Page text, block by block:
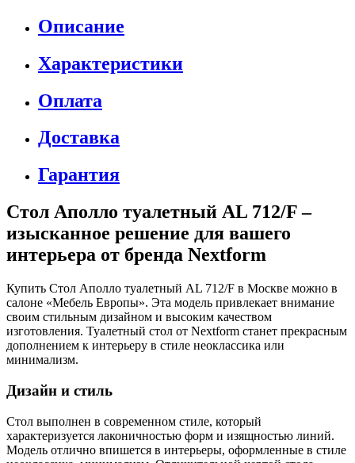
Описание
Характеристики
Оплата
Доставка
Гарантия
Стол Аполло туалетный AL 712/F –
изысканное решение для вашего
интерьера от бренда Nextform
Купить Стол Аполло туалетный AL 712/F в Москве можно в
салоне «Мебель Европы». Эта модель привлекает внимание
своим стильным дизайном и высоким качеством
изготовления. Туалетный стол от Nextform станет прекрасным
дополнением к интерьеру в стиле неоклассика или
минимализм.
Дизайн и стиль
Стол выполнен в современном стиле, который
характеризуется лаконичностью форм и изящностью линий.
Модель отлично впишется в интерьеры, оформленные в стиле